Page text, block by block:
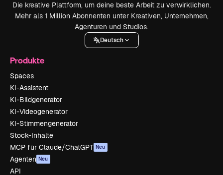
Die kreative Plattform, um deine beste Arbeit zu verwirklichen.
Mehr als 1 Million Abonnenten unter Kreativen, Unternehmen,
Agenturen und Studios.
Deutsch
Produkte
Spaces
KI-Assistent
KI-Bildgenerator
KI-Videogenerator
KI-Stimmengenerator
Stock-Inhalte
MCP für Claude/ChatGPT Neu
Agenten Neu
API